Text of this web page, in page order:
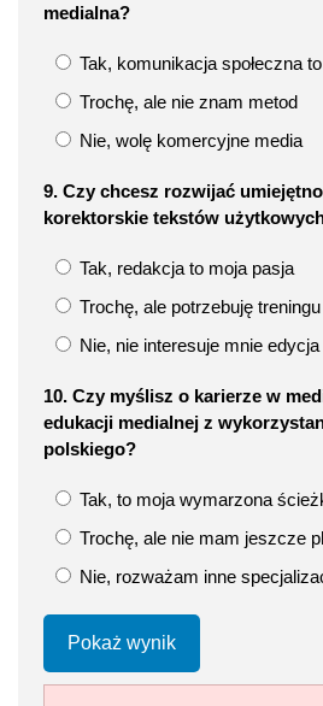
medialna?
Tak, komunikacja społeczna
Trochę, ale nie znam metod
Nie, wolę komercyjne media
9. Czy chcesz rozwijać
korektorskie tekstów
Tak, redakcja to moja pasja
Trochę, ale potrzebuję treningu
Nie, nie interesuje mnie edycja
10. Czy myślisz o karierze w
edukacji medialnej z
polskiego?
Tak, to moja wymarzona
Trochę, ale nie mam jeszcze
Nie, rozważam inne
Pokaż wynik